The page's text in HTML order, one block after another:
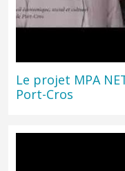
Le projet MPA
Port-Cros